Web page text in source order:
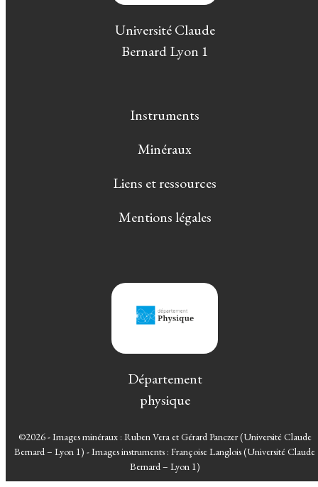
Université Claude
Bernard Lyon 1
Instruments
Minéraux
Liens et ressources
Mentions légales
Département
physique
©2026 - Images minéraux : Ruben Vera et Gérard Panczer (Université Claude
Bernard – Lyon 1) - Images instruments : Françoise Langlois (Université Claude
Bernard – Lyon 1)